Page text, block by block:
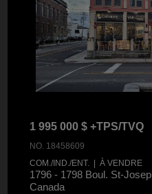
1 995 000 $ +TPS/TVQ
NO. 18458609
COM./IND./ENT. | À VENDRE
1796 - 1798 Boul. St-
Canada